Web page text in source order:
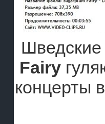
Fairy
концерты